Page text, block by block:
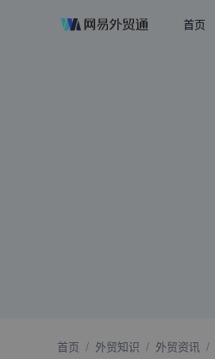
首页
首页 / 外贸知识 / 外贸资讯 /